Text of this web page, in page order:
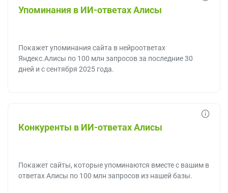
Упоминания в ИИ-ответах Алисы
Покажет упоминания сайта в нейроответах
Яндекс.Алисы по 100 млн запросов за последние 30
дней и с сентября 2025 года.
Конкуренты в ИИ-ответах Алисы
Покажет сайты, которые упоминаются вместе с вашим в
ответах Алисы по 100 млн запросов из нашей базы.